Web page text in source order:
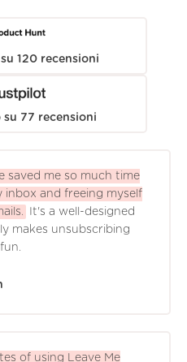
120 recensioni
su 77 recensioni
saved me so much time
inbox and freeing myself
It's a well-designed
makes unsubscribing
of using Leave Me